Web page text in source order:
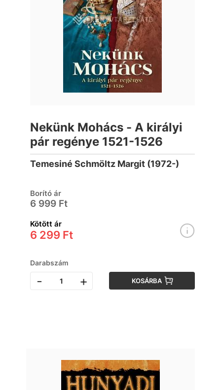
Nekünk Mohács - A királyi
pár regénye 1521-1526
Temesiné Schmöltz Margit (1972-)
Borító ár
6 999 Ft
Kötött ár
6 299 Ft
Darabszám
- + KOSÁRBA